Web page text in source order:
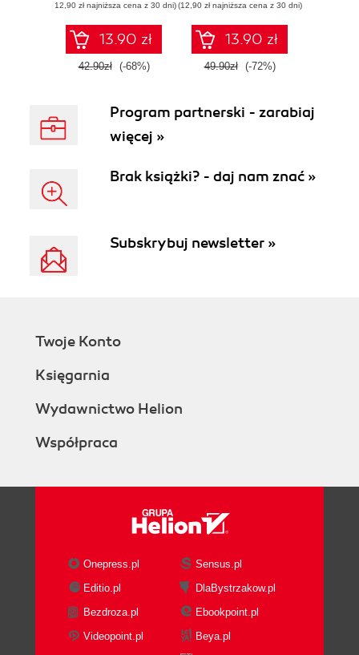
(12,90 zł najniższa cena z 30 dni)
13.90 zł
42.90zł (-68%)
(12,90 zł najniższa cena z 30 dni)
13.90 zł
49.90zł (-72%)
Program partnerski - zarabiaj
więcej »
Brak książki? - daj nam znać »
Subskrybuj newsletter »
Twoje Konto
Księgarnia
Wydawnictwo Helion
Współpraca
Onepress.pl
Sensus.pl
Editio.pl
DlaBystrzakow.pl
Bezdroza.pl
Ebookpoint.pl
Videopoint.pl
Beya.pl